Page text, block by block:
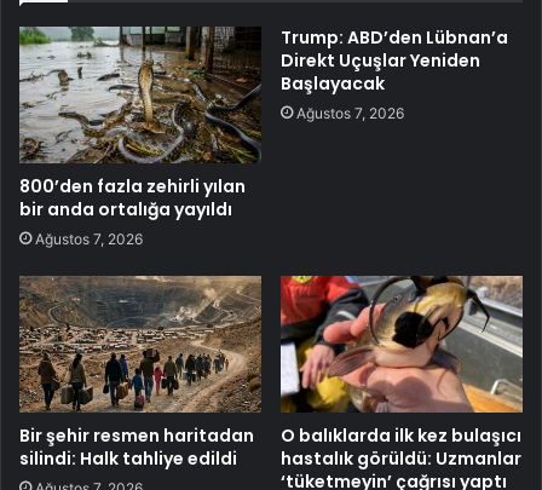
800’den fazla zehirli yılan
bir anda ortalığa yayıldı
Ağustos 7, 2026
Trump: ABD’den Lübnan’a
Direkt Uçuşlar Yeniden
Başlayacak
Ağustos 7, 2026
Bir şehir resmen haritadan
silindi: Halk tahliye edildi
O balıklarda ilk kez bulaşıcı
hastalık görüldü: Uzmanlar
‘tüketmeyin’ çağrısı yaptı